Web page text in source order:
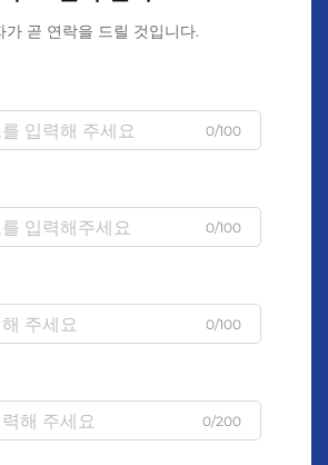
가 곧 연락을 드릴 것입니다.
0/100
0/100
0/100
0/200